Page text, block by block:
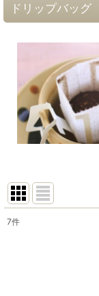
ドリップバッグ
7件